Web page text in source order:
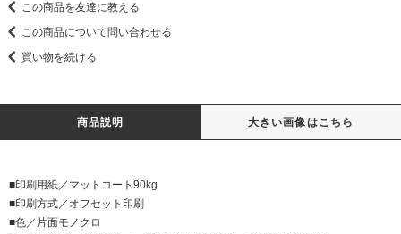
この商品を友達に教える
この商品について問い合わせる
買い物を続ける
商品説明 大きい画像はこちら
■印刷用紙／マットコート90kg
■印刷方式／オフセット印刷
■色／片面モノクロ